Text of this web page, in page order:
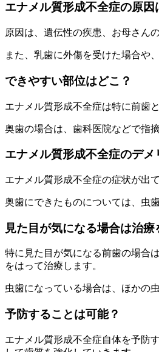
エナメル質形成不全症の原因
原因は、遺伝性の疾患、お母さん
また、乳歯に外傷を受けた場合や
できやすい部位はどこ？
エナメル質形成不全症は特に前歯
奥歯の場合は、歯科医院などで指
エナメル質形成不全症のデメ
エナメル質形成不全症の症状が出
奥歯にできたものについては、虫
見た目が気になる場合は治
特に見た目が気になる前歯の場合
をはって治療します。
虫歯になっている場合は、ほかの
予防することは可能？
エナメル質形成不全症自体を予防